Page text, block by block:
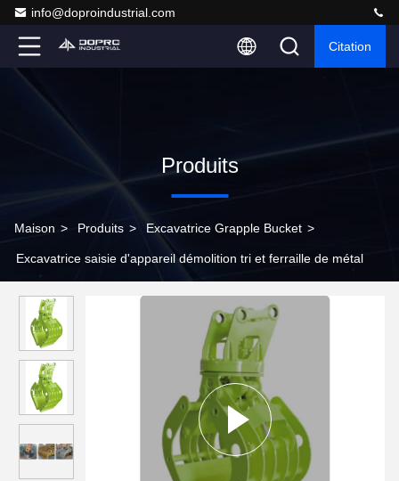
info@doproindustrial.com
Citation
Produits
Maison > Produits > Excavatrice Grapple Bucket >
Excavatrice saisie d'appareil démolition tri et ferraille de métal